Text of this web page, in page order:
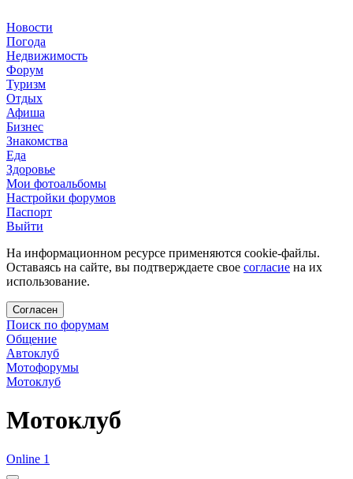
Новости
Погода
Недвижимость
Форум
Туризм
Отдых
Афиша
Бизнес
Знакомства
Еда
Здоровье
Мои фотоальбомы
Настройки форумов
Паспорт
Выйти
На информационном ресурсе применяются cookie-файлы.
Оставаясь на сайте, вы подтверждаете свое согласие на их
использование.
Согласен
Поиск по форумам
Общение
Автоклуб
Мотофорумы
Мотоклуб
Мотоклуб
Online 1